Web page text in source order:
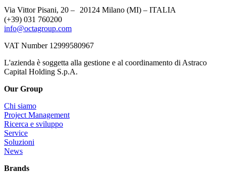
Via Vittor Pisani, 20 – 20124 Milano (MI) – ITALIA
(+39) 031 760200
info@octagroup.com
VAT Number 12999580967
L'azienda è soggetta alla gestione e al coordinamento di Astraco
Capital Holding S.p.A.
Our Group
Chi siamo
Project Management
Ricerca e sviluppo
Service
Soluzioni
News
Brands